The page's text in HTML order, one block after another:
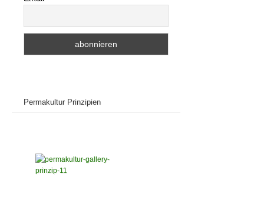
Permakultur Prinzipien